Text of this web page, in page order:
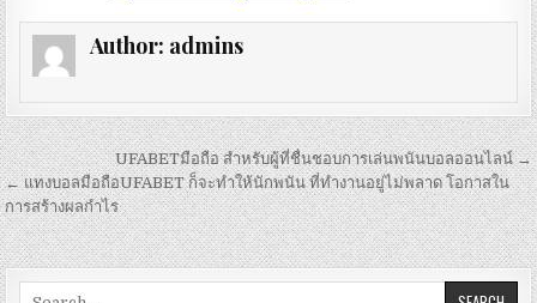
Author: admins
เมนู
นำทาง
เรื่อง
UFABETมือถือ สำหรับผู้ที่ชื่นชอบการเล่นพนันบอลออนไลน์ →
← แทงบอลมือถือUFABET ก็จะทำให้นักพนัน ที่ทำงานอยู่ไม่พลาด โอกาสใน
การสร้างผลกำไร